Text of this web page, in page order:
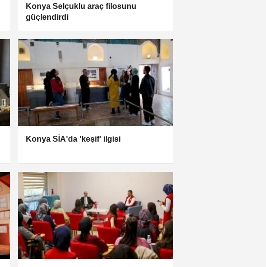
Konya Selçuklu araç filosunu
güçlendirdi
Konya SİA'da 'keşif' ilgisi